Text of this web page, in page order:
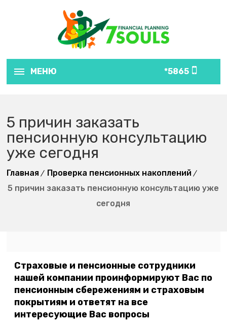
МЕНЮ 5865*
5 причин заказать
пенсионную консультацию
уже сегодня
Главная
Проверка пенсионных накоплений
5 причин заказать пенсионную консультацию уже
сегодня
Страховые и пенсионные сотрудники
нашей компании проинформируют Вас по
пенсионным сбережениям и страховым
покрытиям и ответят на все
интересующие Вас вопросы